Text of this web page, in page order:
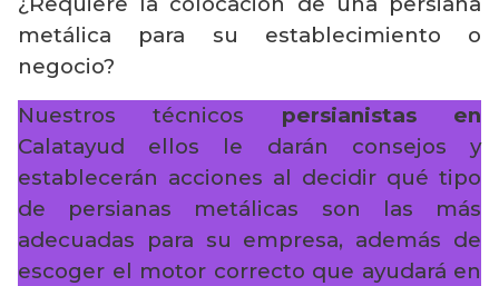
metálica para su establecimiento o
negocio?
Nuestros técnicos persianistas en
Calatayud ellos le darán consejos y
establecerán acciones al decidir qué tipo
de persianas metálicas son las más
adecuadas para su empresa, además de
escoger el motor correcto que ayudará en